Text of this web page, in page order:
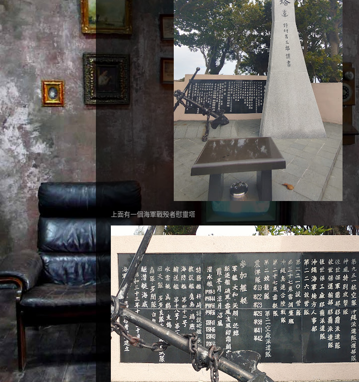
上面有一個海軍戰殁者慰靈塔